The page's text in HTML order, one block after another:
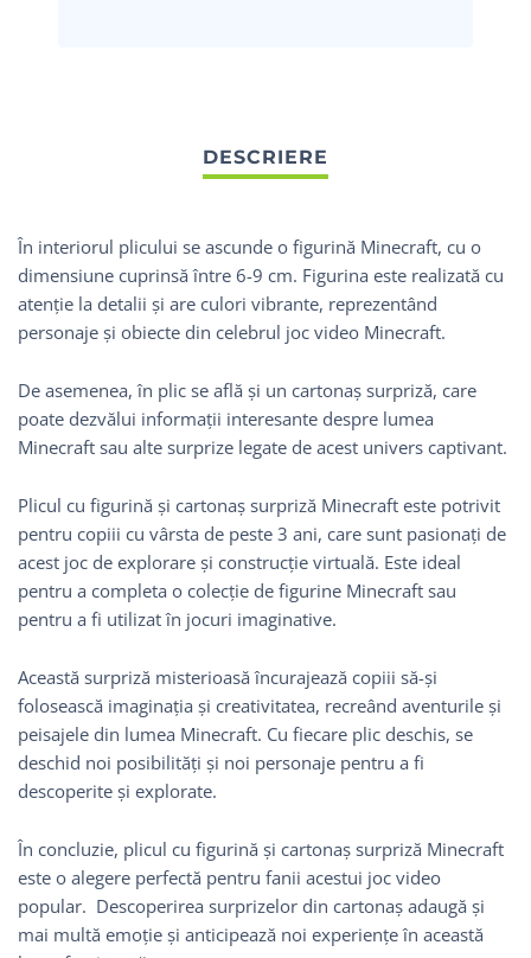
În interiorul plicului se ascunde o figurină Minecraft, cu o
dimensiune cuprinsă între 6-9 cm. Figurina este realizată cu
atenție la detalii și are culori vibrante, reprezentând
personaje și obiecte din celebrul joc video Minecraft.
De asemenea, în plic se află și un cartonaș surpriză, care
poate dezvălui informații interesante despre lumea
Minecraft sau alte surprize legate de acest univers captivant.
Plicul cu figurină și cartonaș surpriză Minecraft este potrivit
pentru copiii cu vârsta de peste 3 ani, care sunt pasionați de
acest joc de explorare și construcție virtuală. Este ideal
pentru a completa o colecție de figurine Minecraft sau
pentru a fi utilizat în jocuri imaginative.
Această surpriză misterioasă încurajează copiii să-și
folosească imaginația și creativitatea, recreând aventurile și
peisajele din lumea Minecraft. Cu fiecare plic deschis, se
deschid noi posibilități și noi personaje pentru a fi
descoperite și explorate.
În concluzie, plicul cu figurină și cartonaș surpriză Minecraft
este o alegere perfectă pentru fanii acestui joc video
popular. Descoperirea surprizelor din cartonaș adaugă și
mai multă emoție și anticipează noi experiențe în această